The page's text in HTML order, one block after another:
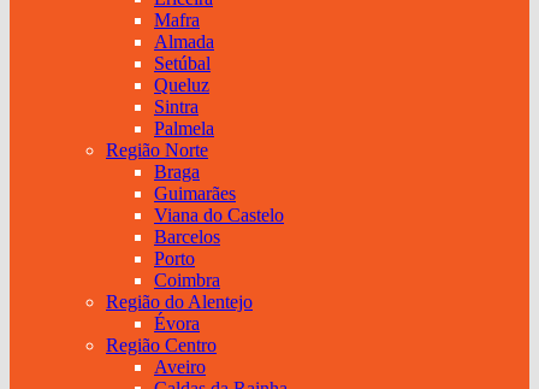
Mafra
Almada
Setúbal
Queluz
Sintra
Palmela
Região Norte
Braga
Guimarães
Viana do Castelo
Barcelos
Porto
Coimbra
Região do Alentejo
Évora
Região Centro
Aveiro